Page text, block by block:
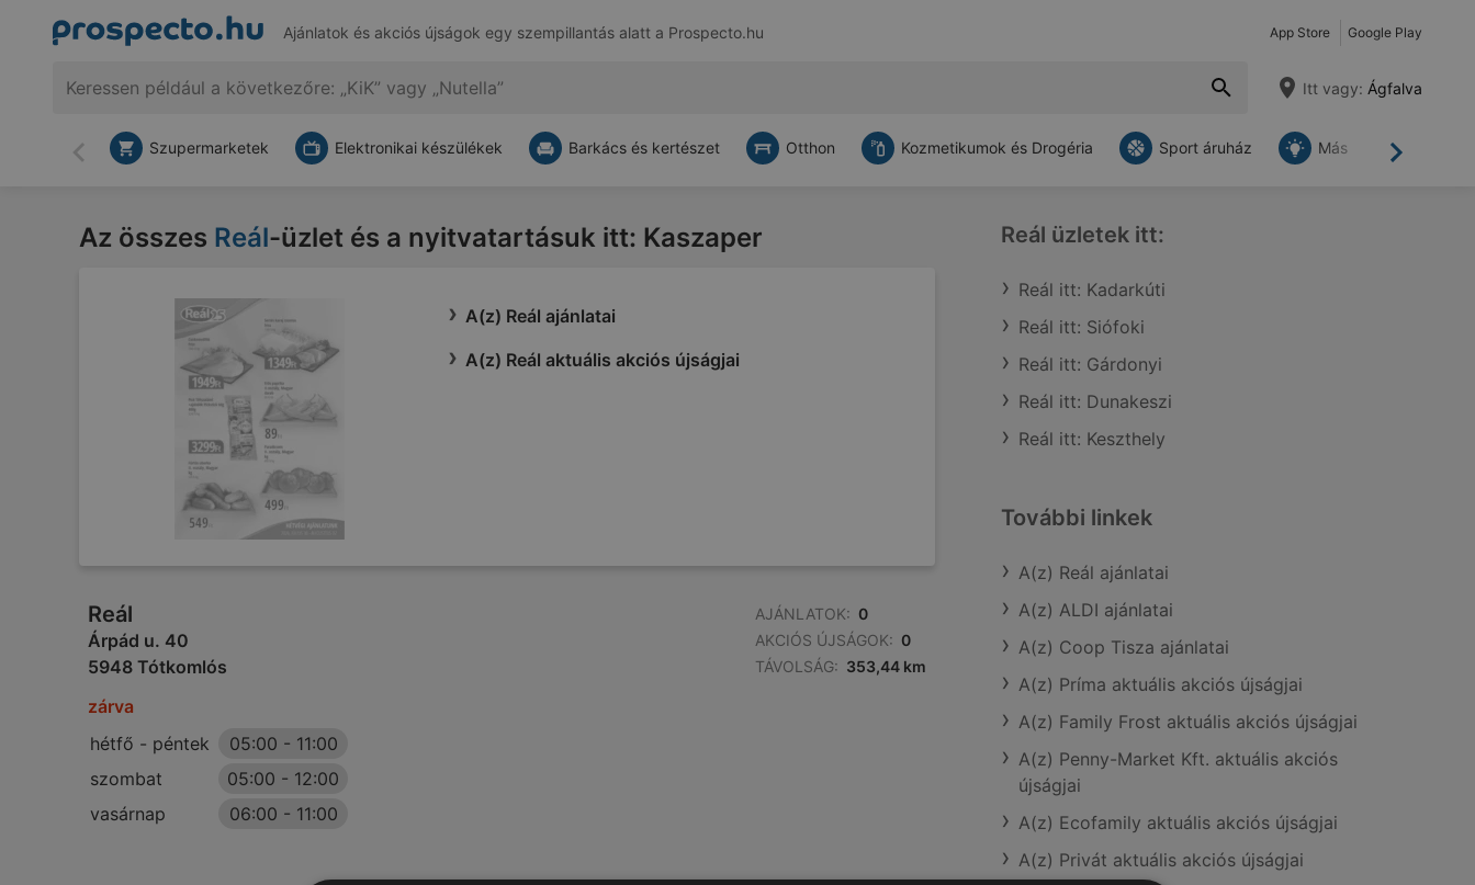
Ajánlatok és akciós újságok egy szempillantás alatt a Prospecto.hu App Store Google Play
Itt vagy: Ágfalva
Vissza Tovább
Szupermarketek Elektronikai készülékek Barkács és kertészet Otthon Kozmetikumok és Drogéria Sport áruház Más
Az összes Reál-üzlet és a nyitvatartásuk itt: Kaszaper
A(z) Reál ajánlatai
A(z) Reál aktuális akciós újságjai
Reál
Árpád u. 40
5948 Tótkomlós
AJÁNLATOK: 0
AKCIÓS ÚJSÁGOK: 0
TÁVOLSÁG: 353,44 km
zárva
hétfő - péntek
05:00 - 11:00
szombat
05:00 - 12:00
vasárnap
06:00 - 11:00
Reál üzletek itt:
Reál itt: Kadarkúti
Reál itt: Siófoki
Reál itt: Gárdonyi
Reál itt: Dunakeszi
Reál itt: Keszthely
További linkek
A(z) Reál ajánlatai
A(z) ALDI ajánlatai
A(z) Coop Tisza ajánlatai
A(z) Príma aktuális akciós újságjai
A(z) Family Frost aktuális akciós újságjai
A(z) Penny-Market Kft. aktuális akciós
újságjai
A(z) Ecofamily aktuális akciós újságjai
A(z) Privát aktuális akciós újságjai